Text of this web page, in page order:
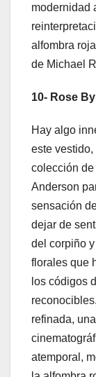
modernidad
alfombra
de Michael
10- Rose
Hay algo
este
colección de
Anderson
sensación
dejar de
del corpiño
florales que
los códigos
refinada,
atemporal,